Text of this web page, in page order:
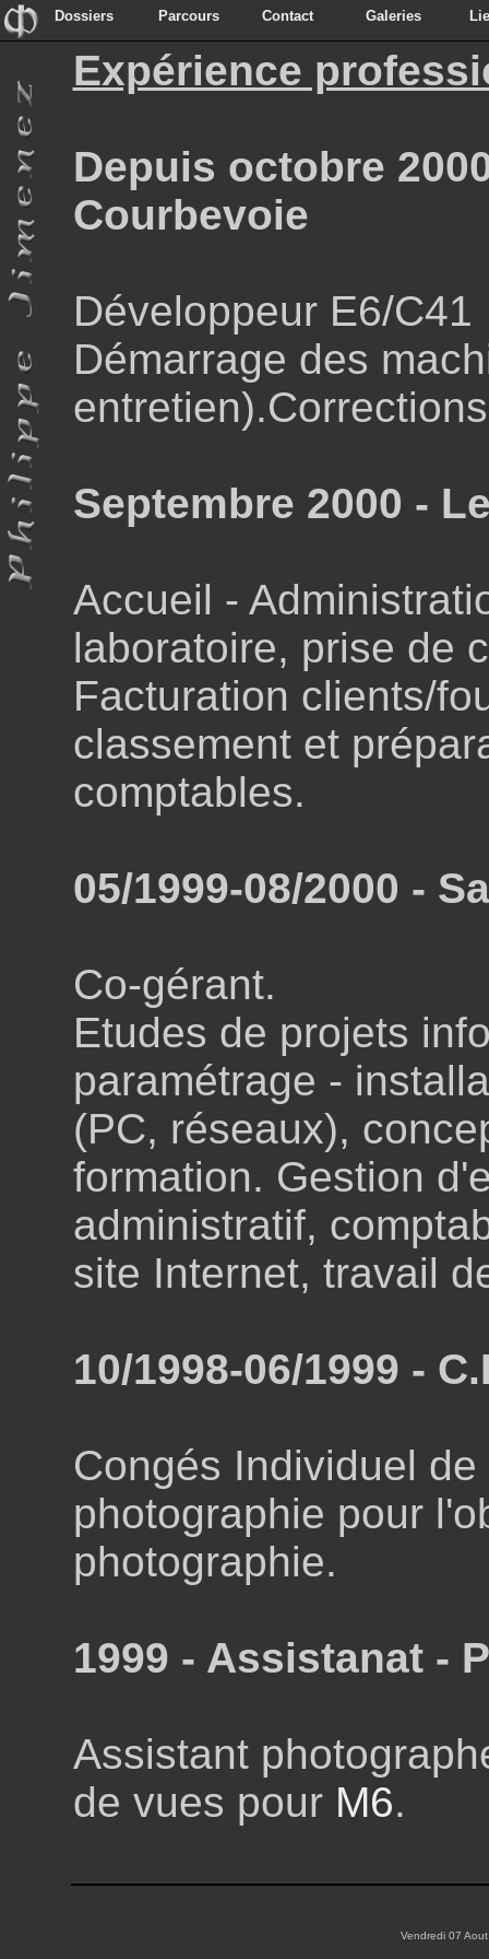
Dossiers Parcours Contact Galeries
Expérience
Depuis octobre
Courbevoie
Développeur E6/C41
Démarrage des
Septembre 2000 -
Accueil -
laboratoire, prise de
Facturation clients/
classement et
comptables.
05/1999-08/2000 -
Co-gérant.
Etudes de projets
paramétrage -
(PC, réseaux),
formation. Gestion
administratif,
site Internet, travail
10/1998-06/1999 -
Congés Individuel
photographie pour
photographie.
1999 - Assistanat -
Assistant
de vues pour M6.
Vendredi 07
Dossiers Parcours Contact Galeries